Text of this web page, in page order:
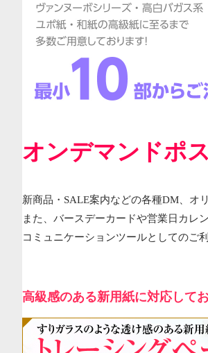
オンデマンドポ
新商品・SALE案内などの各種DM、オ
また、バースデーカードや営業日カレ
コミュニケーションツールとしてのご
高級感のある新用紙に対応して